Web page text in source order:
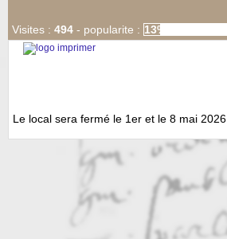
Visites : 494 - popularite : 13%
Le local sera fermé le 1er et le 8 mai 2026